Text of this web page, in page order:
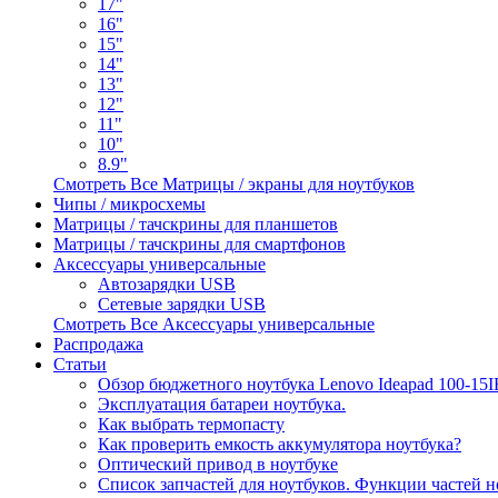
17"
16"
15"
14"
13"
12"
11"
10"
8.9"
Смотреть Все Матрицы / экраны для ноутбуков
Чипы / микросхемы
Матрицы / тачскрины для планшетов
Матрицы / тачскрины для смартфонов
Аксессуары универсальные
Автозарядки USB
Сетевые зарядки USB
Смотреть Все Аксессуары универсальные
Распродажа
Статьи
Обзор бюджетного ноутбука Lenovo Ideapad 100-
Эксплуатация батареи ноутбука.
Как выбрать термопасту
Как проверить емкость аккумулятора ноутбука?
Оптический привод в ноутбуке
Список запчастей для ноутбуков. Функции частей